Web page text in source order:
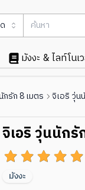
มังงะ & ไลท์โนเ
กรัก 8 เมตร จิเอริ วุ่น
จิเอริ วุ่นนักรั
มังงะ